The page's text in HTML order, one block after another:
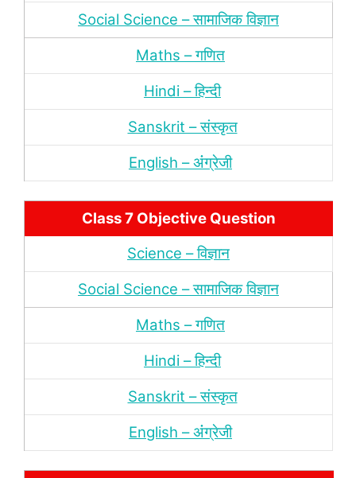
Social Science – सामाजिक विज्ञान
Maths – गणित
Hindi – हिन्‍दी
Sanskrit – संस्‍कृत
English – अंंग्रेजी
Class 7 Objective Question
Science – विज्ञान
Social Science – सामाजिक विज्ञान
Maths – गणित
Hindi – हिन्‍दी
Sanskrit – संस्‍कृत
English – अंंग्रेजी